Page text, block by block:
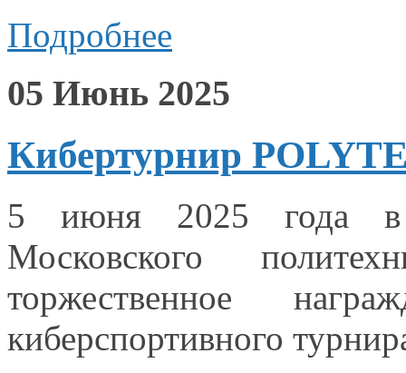
Подробнее
05 Июнь 2025
Кибертурнир
5 июня 2025 года
Московского
торжественное
киберспортивного